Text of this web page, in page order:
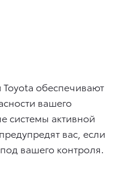
обеспечивают
вашего
системы активной
предупредят вас, если
вашего контроля.